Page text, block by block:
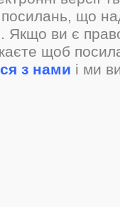
посилань, що
ви є
щоб
з нами і ми